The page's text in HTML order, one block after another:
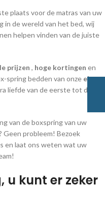
plaats voor de matras van uw
in de wereld van het bed, wij
helpen vinden van de juiste
prijzen , hoge kortingen en
spring bedden van onze eigen
liefde van de eerste tot de
van de boxspring van uw
Geen probleem! Bezoek
en laat ons weten wat uw
u kunt er zeker